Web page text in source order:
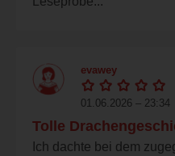
evawey
01.06.2026 – 23:34
Tolle
Ich dachte bei dem